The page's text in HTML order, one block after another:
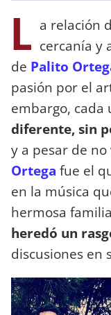
L a relación
cercanía y
de Palito
pasión por el
embargo, cada
diferente, sin
y a pesar de
Ortega fue el
en la música
hermosa
heredó un
discusiones en